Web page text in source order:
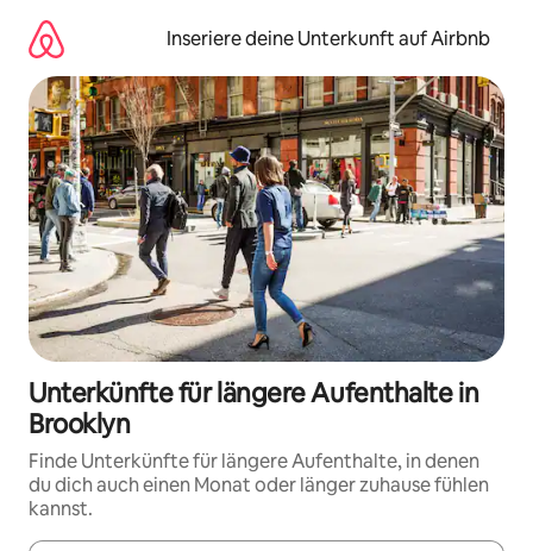
Inhalten
springen
Inseriere deine Unterkunft auf Airbnb
Unterkünfte für längere Aufenthalte in
Brooklyn
Finde Unterkünfte für längere Aufenthalte, in denen
du dich auch einen Monat oder länger zuhause fühlen
kannst.